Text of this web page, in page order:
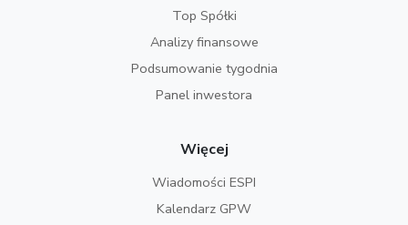
Top Spółki
Analizy finansowe
Podsumowanie tygodnia
Panel inwestora
Więcej
Wiadomości ESPI
Kalendarz GPW